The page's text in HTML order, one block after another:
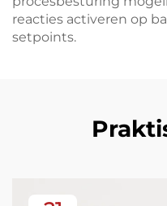
reacties activeren op
setpoints.